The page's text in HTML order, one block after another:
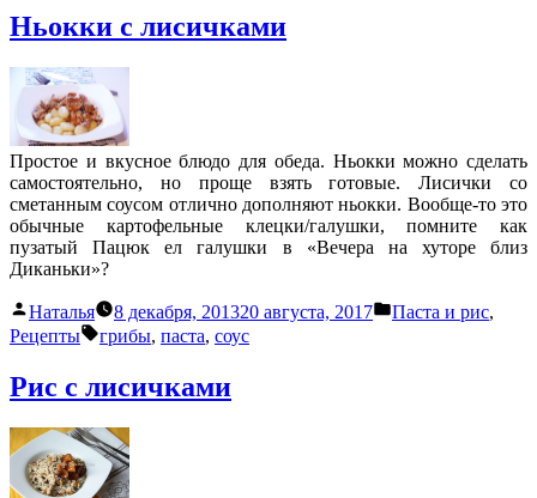
Ньокки с лисичками
Простое и вкусное блюдо для обеда. Ньокки можно сделать
самостоятельно, но проще взять готовые. Лисички со
сметанным соусом отлично дополняют ньокки. Вообще-то это
обычные картофельные клецки/галушки, помните как
пузатый Пацюк ел галушки в «Вечера на хуторе близ
Диканьки»?
Написано
автором
Наталья 8 декабря, 201320 августа, 2017
Написано
Паста и рис,
Рецепты
Метки:
грибы, паста, соус
Рис с лисичками